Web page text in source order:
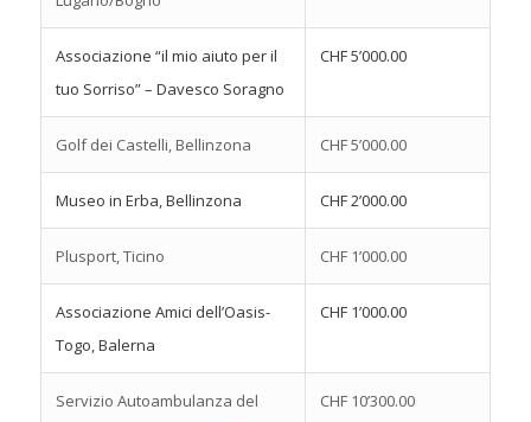
Associazione “il mio aiuto per il
tuo Sorriso” – Davesco Soragno
CHF 5’000.00
Golf dei Castelli, Bellinzona CHF 5’000.00
Museo in Erba, Bellinzona CHF 2’000.00
Plusport, Ticino CHF 1’000.00
Associazione Amici dell’Oasis-
Togo, Balerna
CHF 1’000.00
Servizio Autoambulanza del
CHF 10’300.00